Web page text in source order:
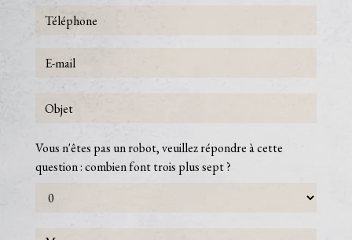
Vous n'êtes pas un robot, veuillez répondre à cette
question : combien font trois plus sept ?